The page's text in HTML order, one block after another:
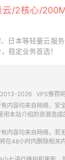
云/2核心/
日本等轻量云服
稳定业务首选！
2026 VPS推荐网
有内容均来自网络，安
用本站介绍的资源造成
有内容均来自网络，若
在48小时内删除相关